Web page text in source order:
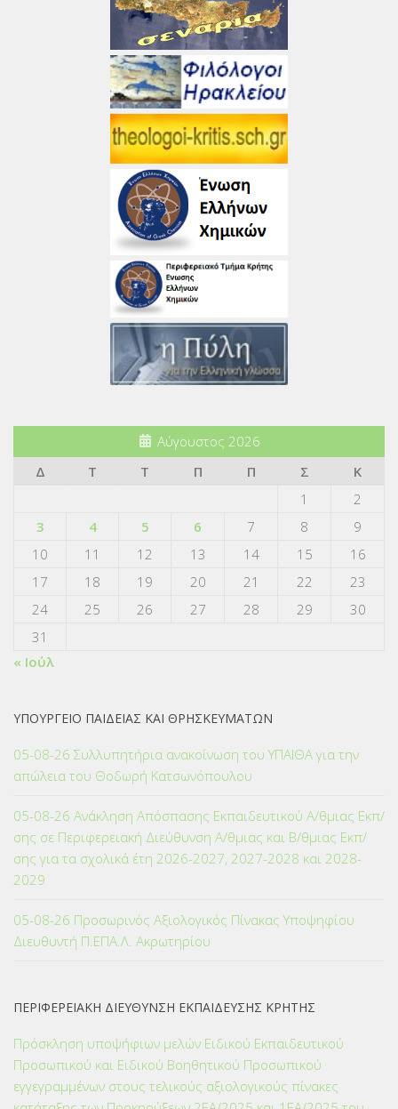
Αύγουστος 2026
Δ
Τ Τ Π Π Σ
Κ
1
2
3
4 5 6 7 8
9
10
11 12 13 14 15
16
17
18 19 20 21 22
23
24
25 26 27 28 29
30
31
« Ιούλ
ΥΠΟΥΡΓΕΙΟ ΠΑΙΔΕΙΑΣ ΚΑΙ ΘΡΗΣΚΕΥΜΑΤΩΝ
05-08-26 Συλλυπητήρια ανακοίνωση του ΥΠΑΙΘΑ για την
απώλεια του Θοδωρή Κατσωνόπουλου
05-08-26 Ανάκληση Απόσπασης Εκπαιδευτικού Α/θμιας Εκπ/
σης σε Περιφερειακή Διεύθυνση Α/θμιας και Β/θμιας Εκπ/
σης για τα σχολικά έτη 2026-2027, 2027-2028 και 2028-
2029
05-08-26 Προσωρινός Αξιολογικός Πίνακας Υποψηφίου
Διευθυντή Π.ΕΠΑ.Λ. Ακρωτηρίου
ΠΕΡΙΦΕΡΕΙΑΚΗ ΔΙΕΥΘΥΝΣΗ ΕΚΠΑΙΔΕΥΣΗΣ ΚΡΗΤΗΣ
Πρόσκληση υποψήφιων μελών Ειδικού Εκπαιδευτικού
Προσωπικού και Ειδικού Βοηθητικού Προσωπικού
εγγεγραμμένων στους τελικούς αξιολογικούς πίνακες